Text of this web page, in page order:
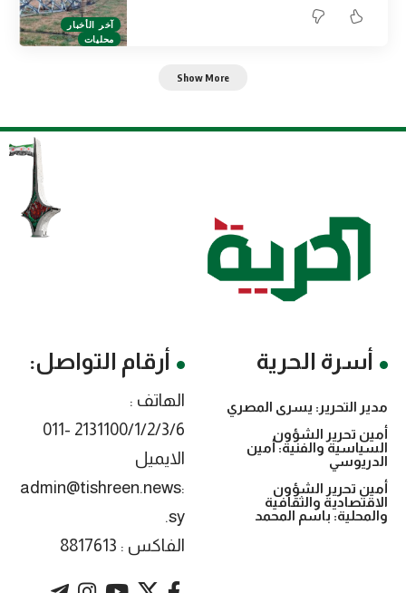
آخر الأخبار
محليات
Show More
أسرة الحرية
مدير التحرير: يسرى المصري
أمين تحرير الشؤون
السياسية والفنية: أمين
الدريوسي
أمين تحرير الشؤون
الاقتصادية والثقافية
والمحلية: باسم المحمد
أرقام التواصل:
الهاتف :
2131100/1/2/3/6 -011
الايميل
:admin@tishreen.news
.sy
الفاكس : 8817613